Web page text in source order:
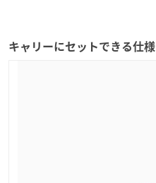
キャリーにセットできる仕様